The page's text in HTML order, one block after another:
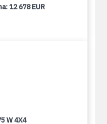
12 678 EUR
W 4X4